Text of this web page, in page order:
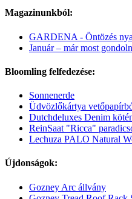
Magazinunkból:
GARDENA - Öntözés
Január – már most
Bloomling felfedezése:
Sonnenerde
Üdvözlőkártya
Dutchdeluxes Denim
ReinSaat "Ricca"
Lechuza PALO Natural
Újdonságok:
Gozney Arc állvány